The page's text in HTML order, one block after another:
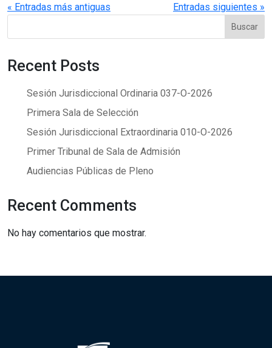
« Entradas más antiguas Entradas siguientes »
Buscar
Recent Posts
Sesión Jurisdiccional Ordinaria 037-O-2026
Primera Sala de Selección
Sesión Jurisdiccional Extraordinaria 010-O-2026
Primer Tribunal de Sala de Admisión
Audiencias Públicas de Pleno
Recent Comments
No hay comentarios que mostrar.